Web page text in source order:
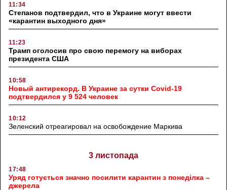
11:34
Степанов подтвердил, что в Украине могут ввести
«карантин выходного дня»
11:23
Трамп оголосив про свою перемогу на виборах
президента США
10:58
Новый антирекорд. В Украине за сутки Covid-19
подтвердился у 9 524 человек
10:12
Зеленский отреагировал на освобождение Маркива
3 листопада
17:48
Уряд готується значно посилити карантин з понеділка –
джерела